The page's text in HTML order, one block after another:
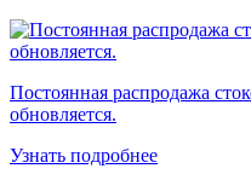
Постоянная распродажа
обновляется.
Узнать подробнее